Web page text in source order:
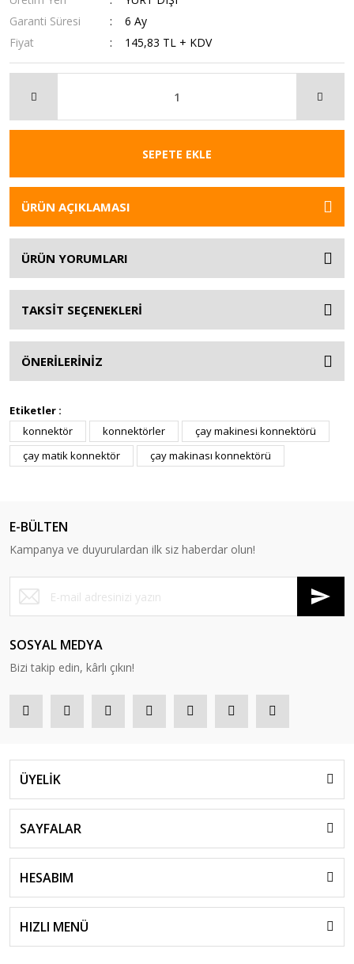
Garanti Süresi
6 Ay
Fiyat
145,83 TL + KDV
SEPETE EKLE
ÜRÜN AÇIKLAMASI
ÜRÜN YORUMLARI
TAKSİT SEÇENEKLERİ
ÖNERİLERİNİZ
Etiketler :
konnektör
konnektörler
çay makinesi konnektörü
çay matik konnektör
çay makinası konnektörü
E-BÜLTEN
Kampanya ve duyurulardan ilk siz haberdar olun!
SOSYAL MEDYA
Bizi takip edin, kârlı çıkın!
ÜYELİK
SAYFALAR
HESABIM
HIZLI MENÜ